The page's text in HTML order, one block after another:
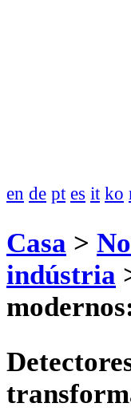
en de pt es it ko
Casa >
indústria